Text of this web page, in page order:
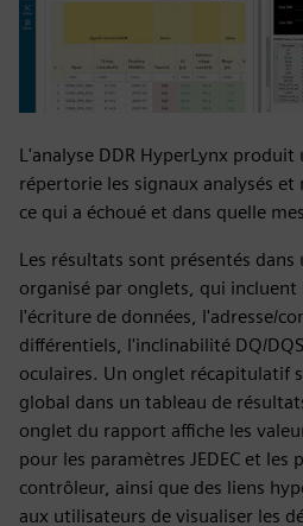
L'analyse DDR HyperLynx
répertorie les signaux analysés et
ce qui a échoué et dans quelle
Les résultats sont présentés
organisé par onglets, qui incluent
l'écriture de données, l'adresse/
différentiels, l'inclinabilité DQ/
oculaires. Un onglet récapitulatif
global dans un tableau de
onglet du rapport affiche les
pour les paramètres JEDEC et les
contrôleur, ainsi que des liens
aux utilisateurs de visualiser les